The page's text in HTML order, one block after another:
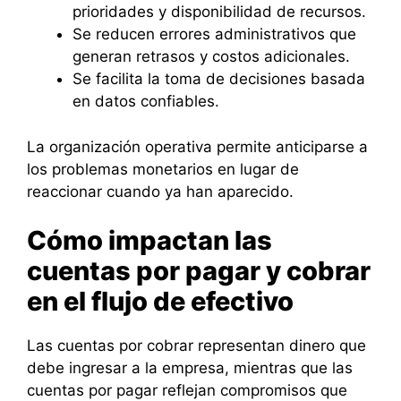
prioridades y disponibilidad de recursos.
Se reducen errores administrativos que
generan retrasos y costos adicionales.
Se facilita la toma de decisiones basada
en datos confiables.
La organización operativa permite anticiparse a
los problemas monetarios en lugar de
reaccionar cuando ya han aparecido.
Cómo impactan las
cuentas por pagar y cobrar
en el flujo de efectivo
Las cuentas por cobrar representan dinero que
debe ingresar a la empresa, mientras que las
cuentas por pagar reflejan compromisos que